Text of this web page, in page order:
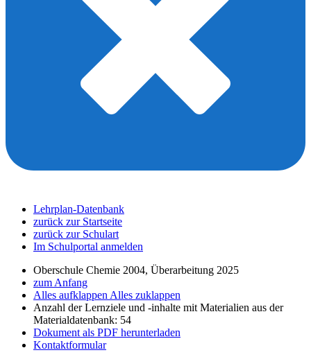
Lehrplan-Datenbank
zurück zur Startseite
zurück zur Schulart
Im Schulportal anmelden
Oberschule Chemie 2004, Überarbeitung 2025
zum Anfang
Alles aufklappen Alles zuklappen
Anzahl der Lernziele und -inhalte mit Materialien aus der
Materialdatenbank: 54
Dokument als PDF herunterladen
Kontaktformular